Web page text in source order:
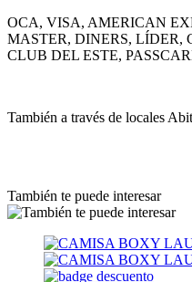
OCA, VISA, AMERICAN
MASTER, DINERS,
CLUB DEL ESTE,
También a través de locales
También te puede interesar